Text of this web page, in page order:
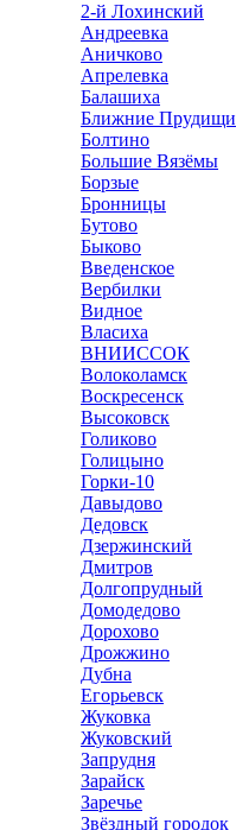
2-й Лохинский
Андреевка
Аничково
Апрелевка
Балашиха
Ближние Прудищи
Болтино
Большие Вязёмы
Борзые
Бронницы
Бутово
Быково
Введенское
Вербилки
Видное
Власиха
ВНИИССОК
Волоколамск
Воскресенск
Высоковск
Голиково
Голицыно
Горки-10
Давыдово
Дедовск
Дзержинский
Дмитров
Долгопрудный
Домодедово
Дорохово
Дрожжино
Дубна
Егорьевск
Жуковка
Жуковский
Запрудня
Зарайск
Заречье
Звёздный городок